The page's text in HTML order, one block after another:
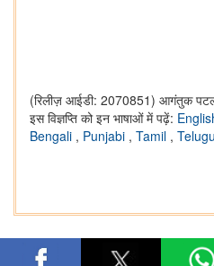
(रिलीज़ आईडी: 2070851) आगंतुक
इस विज्ञप्ति को इन भाषाओं में पढ़ें:
Bengali , Punjabi , Tamil , Telugu